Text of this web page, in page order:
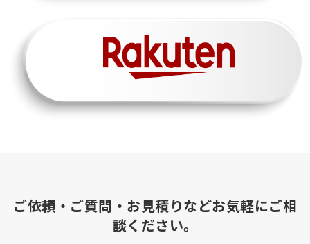
ご依頼・ご質問・お見積りなどお気軽にご相
談ください。